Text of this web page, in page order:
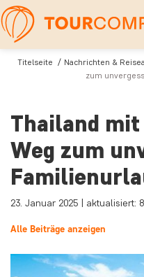
Titelseite Nachrichten &
zum
Thailand
Weg zum
23. Januar 2025 | aktualisiert:
Alle Beiträge anzeigen